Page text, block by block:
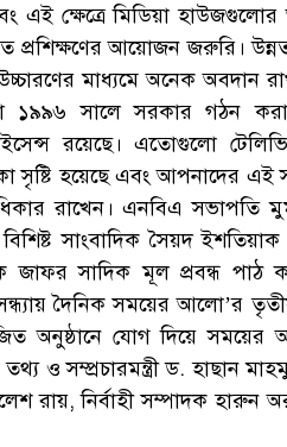
এই ক্ষেত্রে মিডিয়া
প্রশিক্ষণের আয়োজন জরুরি। উন্নত
মাধ্যমে অনেক অবদান
১৯৯৬ সালে সরকার গঠন
রয়েছে। এতোগুলো
সৃষ্টি হয়েছে এবং আপনাদের
রাখেন। এনবিএ সভাপতি
সাংবাদিক সৈয়দ
জাফর সাদিক মূল প্রবন্ধ
দৈনিক সময়ের আলো’র তৃতীয়
অনুষ্ঠানে যোগ দিয়ে
ও সম্প্রচারমন্ত্রী ড. হাছান
রায়, নির্বাহী সম্পাদক হারুন